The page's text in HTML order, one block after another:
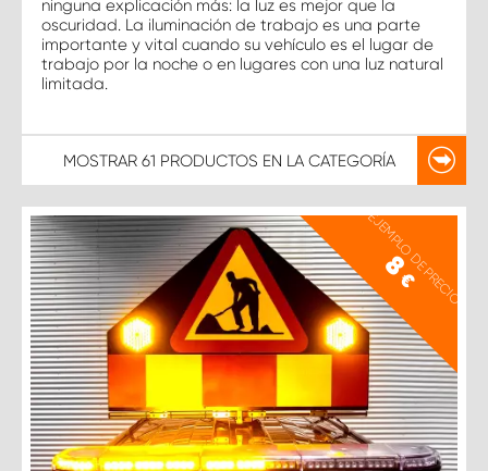
ninguna explicación más: la luz es mejor que la
oscuridad. La iluminación de trabajo es una parte
importante y vital cuando su vehículo es el lugar de
trabajo por la noche o en lugares con una luz natural
limitada.
MOSTRAR 61 PRODUCTOS EN LA CATEGORÍA
EJEMPLO DE PRECIO
8
€